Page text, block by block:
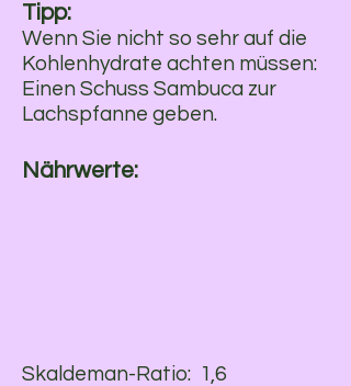
Tipp:
Wenn Sie nicht so sehr auf die
Kohlenhydrate achten müssen:
Einen Schuss Sambuca zur
Lachspfanne geben.
Nährwerte:
Skaldeman-Ratio: 1,6